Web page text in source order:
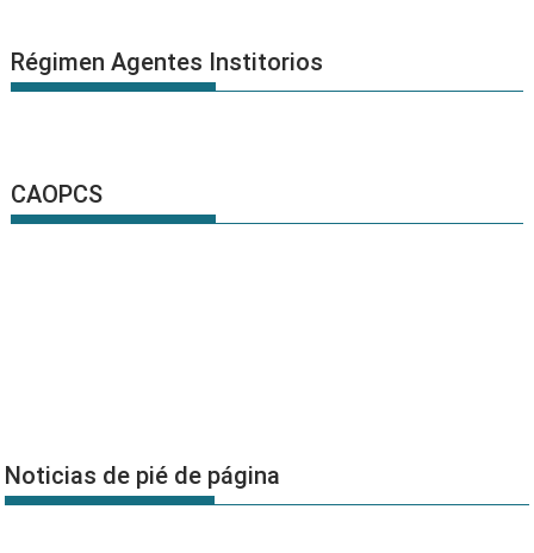
Régimen Agentes Institorios
CAOPCS
Noticias de pié de página